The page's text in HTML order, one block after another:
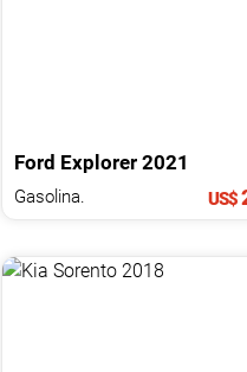
Ford Explorer 2021
Gasolina. US$